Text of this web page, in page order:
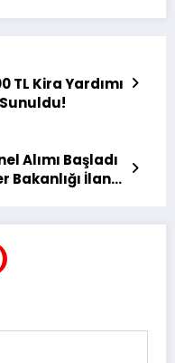
TL Kira Yardımı
Alımı Başladı
Bakanlığı İlan